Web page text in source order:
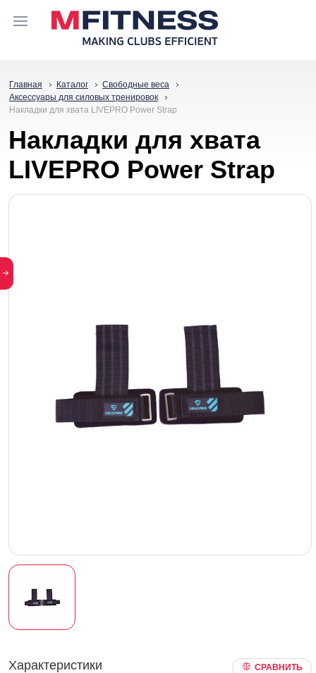
Главная Каталог
Свободные веса
Аксессуары для силовых тренировок
Накладки для хвата LIVEPRO Power Strap
Накладки для хвата
LIVEPRO Power Strap
Характеристики СРАВНИТЬ